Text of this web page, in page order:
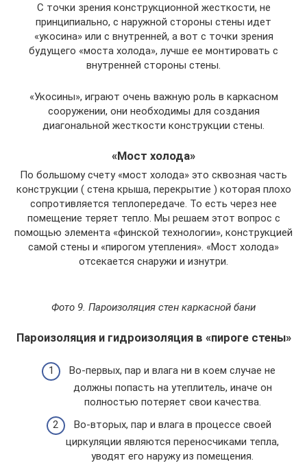
С точки зрения конструкционной жесткости, не
принципиально, с наружной стороны стены идет
«укосина» или с внутренней, а вот с точки зрения
будущего «моста холода», лучше ее монтировать с
внутренней стороны стены.
«Укосины», играют очень важную роль в каркасном
сооружении, они необходимы для создания
диагональной жесткости конструкции стены.
«Мост холода»
По большому счету «мост холода» это сквозная часть
конструкции ( стена крыша, перекрытие ) которая плохо
сопротивляется теплопередаче. То есть через нее
помещение теряет тепло. Мы решаем этот вопрос с
помощью элемента «финской технологии», конструкцией
самой стены и «пирогом утепления». «Мост холода»
отсекается снаружи и изнутри.
Фото 9. Пароизоляция стен каркасной бани
Пароизоляция и гидроизоляция в «пироге стены»
Во-первых, пар и влага ни в коем случае не
должны попасть на утеплитель, иначе он
полностью потеряет свои качества.
Во-вторых, пар и влага в процессе своей
циркуляции являются переносчиками тепла,
уводят его наружу из помещения.